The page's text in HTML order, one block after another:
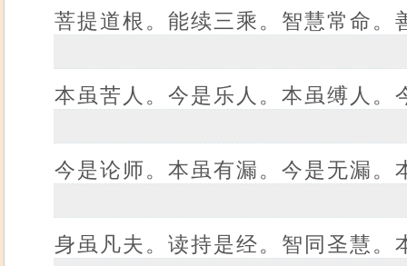
菩提道根。能续三乘。智慧常命
本虽苦人。今是乐人。本虽缚人
今是论师。本虽有漏。今是无漏
身虽凡夫。读持是经。智同圣慧